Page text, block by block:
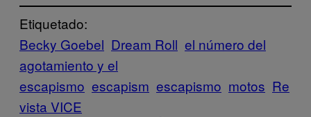
Etiquetado:
Becky Goebel Dream Roll el número del
agotamiento y el
escapismo escapism escapismo motos Re
vista VICE